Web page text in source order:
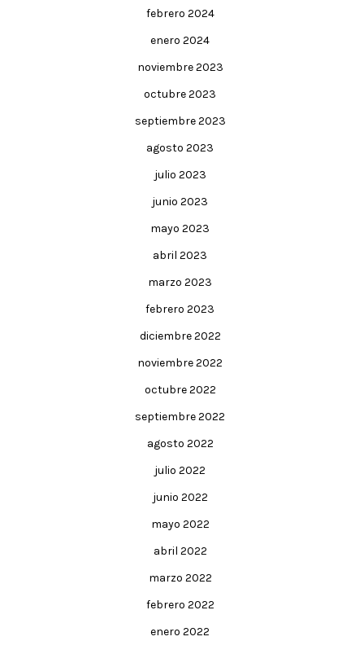
febrero 2024
enero 2024
noviembre 2023
octubre 2023
septiembre 2023
agosto 2023
julio 2023
junio 2023
mayo 2023
abril 2023
marzo 2023
febrero 2023
diciembre 2022
noviembre 2022
octubre 2022
septiembre 2022
agosto 2022
julio 2022
junio 2022
mayo 2022
abril 2022
marzo 2022
febrero 2022
enero 2022